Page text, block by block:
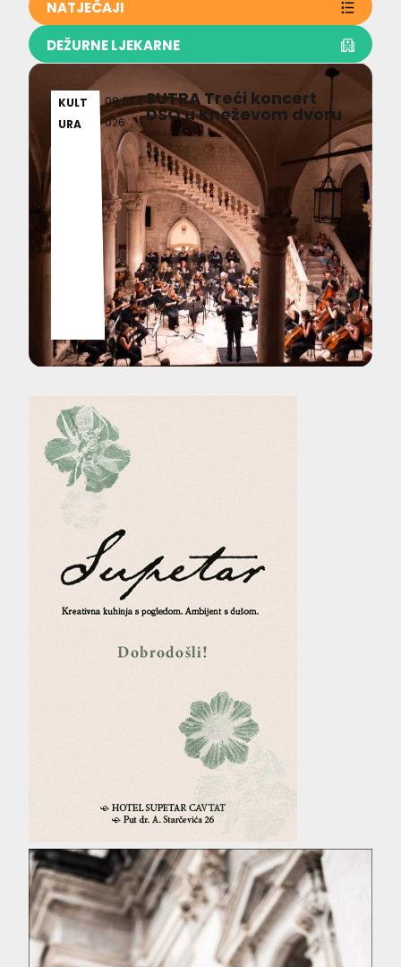
NATJEČAJI
DEŽURNE LJEKARNE
KULT
URA
09.08.2
026
SUTRA Treći koncert
DSO u Kneževom dvoru